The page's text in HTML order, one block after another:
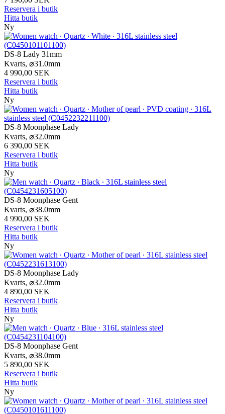
Reservera i butik
Hitta butik
Ny
DS-8 Lady 31mm
Kvarts, ⌀31.0mm
4 990,00 SEK
Reservera i butik
Hitta butik
Ny
DS-8 Moonphase Lady
Kvarts, ⌀32.0mm
6 390,00 SEK
Reservera i butik
Hitta butik
Ny
DS-8 Moonphase Gent
Kvarts, ⌀38.0mm
4 990,00 SEK
Reservera i butik
Hitta butik
Ny
DS-8 Moonphase Lady
Kvarts, ⌀32.0mm
4 890,00 SEK
Reservera i butik
Hitta butik
Ny
DS-8 Moonphase Gent
Kvarts, ⌀38.0mm
5 890,00 SEK
Reservera i butik
Hitta butik
Ny